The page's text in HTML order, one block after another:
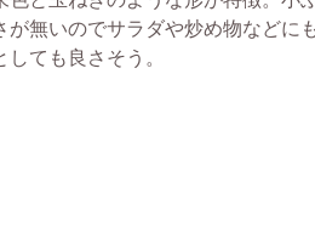
が無いのでサラダや炒め物などに
ても良さそう。